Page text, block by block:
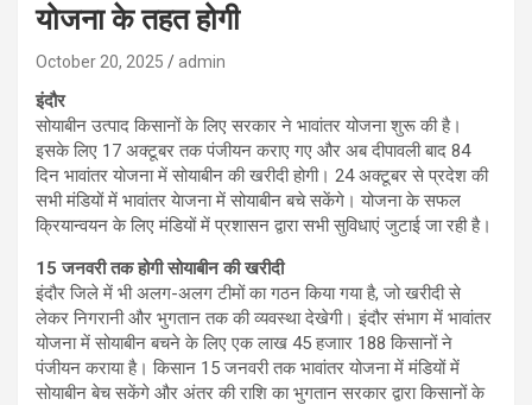
योजना के तहत होगी
October 20, 2025 admin
इंदौर
सोयाबीन उत्पाद किसानों के लिए सरकार ने भावांतर योजना शुरू की है।
इसके लिए 17 अक्टूबर तक पंजीयन कराए गए और अब दीपावली बाद 84
दिन भावांतर योजना में सोयाबीन की खरीदी होगी। 24 अक्टूबर से प्रदेश की
सभी मंडियों में भावांतर येाजना में सोयाबीन बचे सकेंगे। योजना के सफल
क्रियान्वयन के लिए मंडियों में प्रशासन द्वारा सभी सुविधाएं जुटाई जा रही है।
15 जनवरी तक होगी सोयाबीन की खरीदी
इंदौर जिले में भी अलग-अलग टीमों का गठन किया गया है, जो खरीदी से
लेकर निगरानी और भुगतान तक की व्यवस्था देखेगी। इंदौर संभाग में भावांतर
योजना में सोयाबीन बचने के लिए एक लाख 45 हजाार 188 किसानों ने
पंजीयन कराया है। किसान 15 जनवरी तक भावांतर योजना में मंडियों में
सोयाबीन बेच सकेंगे और अंतर की राशि का भुगतान सरकार द्वारा किसानों के